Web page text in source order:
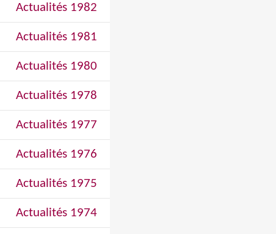
Actualités 1982
Actualités 1981
Actualités 1980
Actualités 1978
Actualités 1977
Actualités 1976
Actualités 1975
Actualités 1974